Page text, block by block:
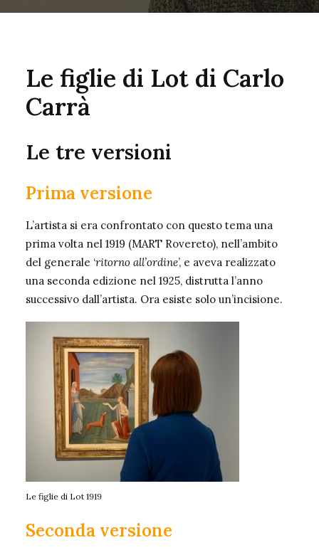
Le figlie di Lot di Carlo
Carrà
Le tre versioni
Prima versione
L’artista si era confrontato con questo tema una
prima volta nel 1919 (MART Rovereto), nell’ambito
del generale ‘ritorno all’ordine’, e aveva realizzato
una seconda edizione nel 1925, distrutta l’anno
successivo dall’artista. Ora esiste solo un’incisione.
Le figlie di Lot 1919
Seconda versione